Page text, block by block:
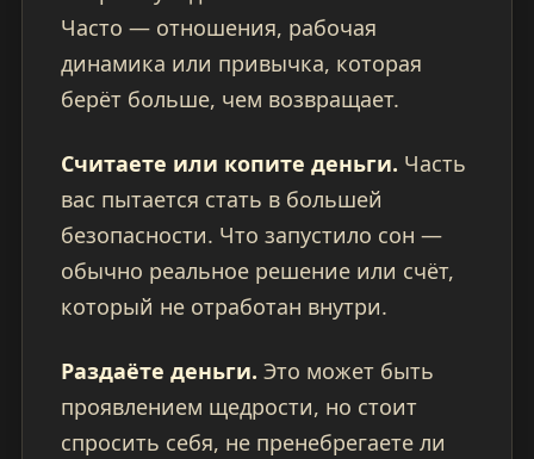
Часто — отношения, рабочая
динамика или привычка, которая
берёт больше, чем возвращает.
Считаете или копите деньги. Часть
вас пытается стать в большей
безопасности. Что запустило сон —
обычно реальное решение или счёт,
который не отработан внутри.
Раздаёте деньги. Это может быть
проявлением щедрости, но стоит
спросить себя, не пренебрегаете ли